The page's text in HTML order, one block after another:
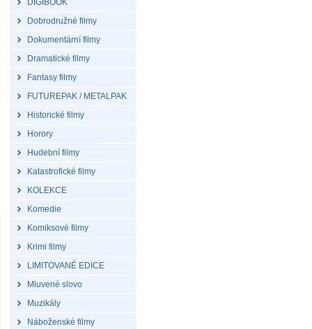
DIGIBOOK
Dobrodružné filmy
Dokumentární filmy
Dramatické filmy
Fantasy filmy
FUTUREPAK / METALPAK
Historické filmy
Horory
Hudební filmy
Katastrofické filmy
KOLEKCE
Komedie
Komiksové filmy
Krimi filmy
LIMITOVANÉ EDICE
Mluvené slovo
Muzikály
Náboženské filmy